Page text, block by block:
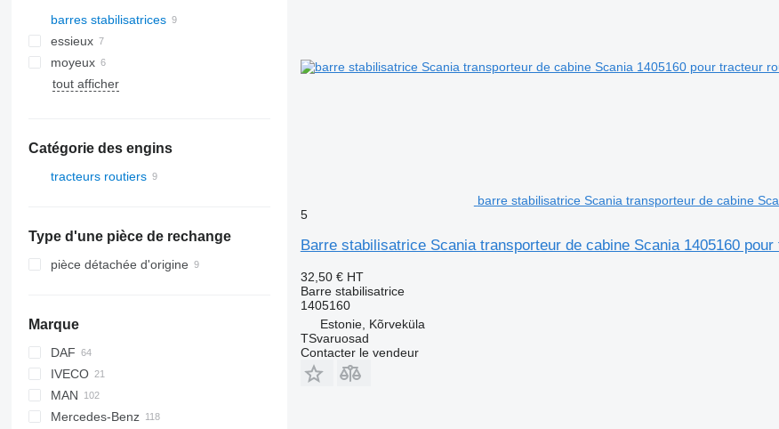
barres stabilisatrices
essieux
moyeux
tout afficher
Catégorie des engins
tracteurs routiers
Type d'une pièce de rechange
pièce détachée d'origine
Marque
Q-series
DAF
CF
LF
XF
IVECO
EuroCargo
S-Way
MAN
L2000
Mercedes-Benz
barre stabilisatrice Scania transporteur de cabine
5
Barre stabilisatrice Scania transporteur de cabine Scania 1405160
32,50 € HT
Barre stabilisatrice
1405160
Estonie, Kõrveküla
TSvaruosad
Contacter le vendeur